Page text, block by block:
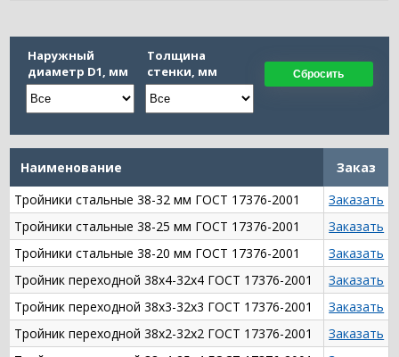
Наружный
диаметр D1, мм
Толщина
стенки, мм
Сбросить
Наименование
Заказ
Тройники стальные 38-32 мм ГОСТ 17376-2001
Заказать
Тройники стальные 38-25 мм ГОСТ 17376-2001
Заказать
Тройники стальные 38-20 мм ГОСТ 17376-2001
Заказать
Тройник переходной 38х4-32х4 ГОСТ 17376-2001
Заказать
Тройник переходной 38х3-32х3 ГОСТ 17376-2001
Заказать
Тройник переходной 38х2-32х2 ГОСТ 17376-2001
Заказать